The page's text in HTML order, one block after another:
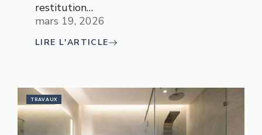
restitution…
mars 19, 2026
LIRE L'ARTICLE
TRAVAUX